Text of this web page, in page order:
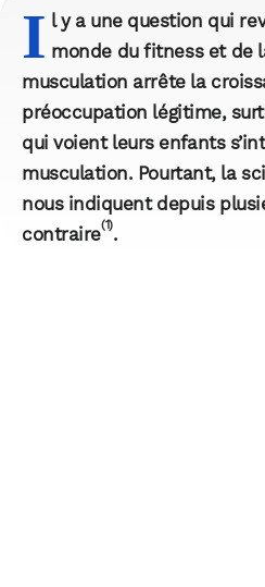
I l y a une question qui
monde du fitness et de
musculation arrête la
préoccupation légitime,
qui voient leurs enfants
musculation. Pourtant, la
nous indiquent depuis
contraire(1).